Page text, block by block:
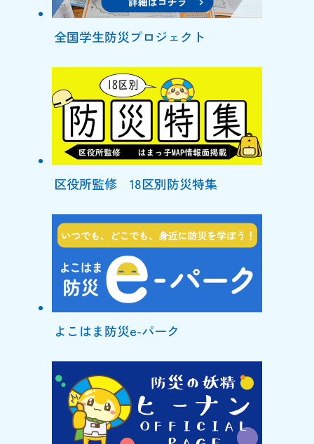
全国学生防災プロジェクト
区役所監修 18区別防災特集
よこはま防災e-パーク